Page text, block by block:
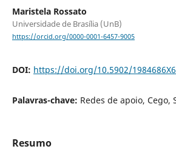
Maristela Rossato
Universidade de Brasília (UnB)
https://orcid.org/0000-0001-6457-9005
DOI: https://doi.org/10.5902/
Palavras-chave: Redes de apoio, Cego,
Resumo